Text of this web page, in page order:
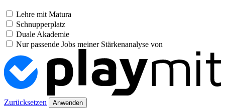
Lehre mit Matura
Schnupperplatz
Duale Akademie
Nur passende Jobs meiner Stärkenanalyse von
Zurücksetzen Anwenden